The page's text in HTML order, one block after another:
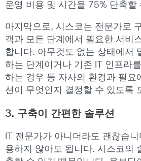
운영 비용 및 시간을 75% 단축할
마지막으로, 시스코는 전문가로
객과 모든 단계에서 필요한 서비
합니다. 아무것도 없는 상태에서
하는 단계이거나 기존 IT 인프라
하는 경우 등 자사의 환경과 필요
션이 무엇인지 결정할 수 있도록
3. 구축이 간편한 솔루션
IT 전문가가 아니더라도 괜찮습
용하지 않아도 됩니다. 시스코의